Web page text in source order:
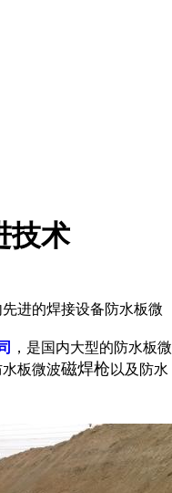
技术
进的焊接设备防水板微
，是国内大型的防水板微
板微波磁焊枪以及防水